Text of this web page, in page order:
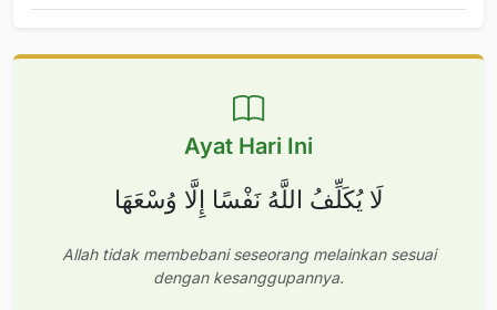
Ayat Hari Ini
لَا يُكَلِّفُ اللَّهُ نَفْسًا إِلَّا وُسْعَهَا
Allah tidak membebani seseorang melainkan sesuai
dengan kesanggupannya.